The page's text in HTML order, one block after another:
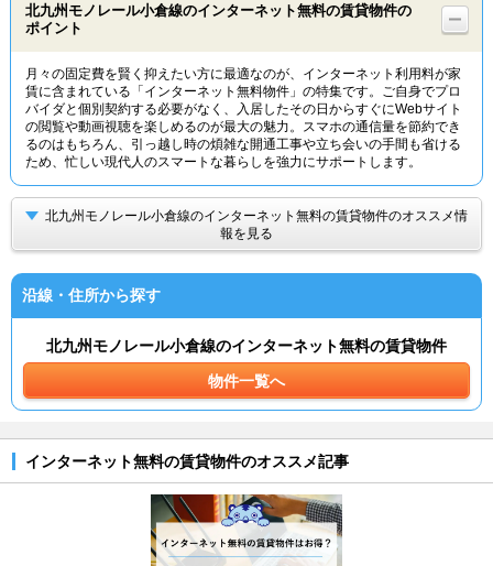
不動産会社から
北九州モノレール小倉線のインターネット無料の賃貸物件の
ポイント
月々の固定費を賢く抑えたい方に最適なのが、インターネット利用料が家
賃に含まれている「インターネット無料物件」の特集です。ご自身でプロ
バイダと個別契約する必要がなく、入居したその日からすぐにWebサイト
の閲覧や動画視聴を楽しめるのが最大の魅力。スマホの通信量を節約でき
るのはもちろん、引っ越し時の煩雑な開通工事や立ち会いの手間も省ける
ため、忙しい現代人のスマートな暮らしを強力にサポートします。
北九州モノレール小倉線のインターネット無料の賃貸物件のオススメ情
報を見る
沿線・住所から探す
北九州モノレール小倉線のインターネット無料の賃貸物件
物件一覧へ
インターネット無料の賃貸物件のオススメ記事